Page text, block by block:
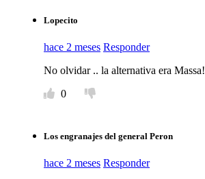
Lopecito
hace 2 meses Responder
No olvidar .. la alternativa era Massa!
0
Los engranajes del general Peron
hace 2 meses Responder